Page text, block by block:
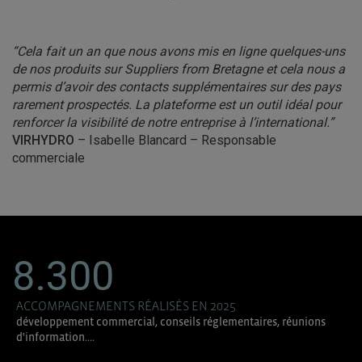
“Cela fait un an que nous avons mis en ligne quelques-uns
de nos produits sur Suppliers from Bretagne et cela nous a
permis d’avoir des contacts supplémentaires sur des pays
rarement prospectés. La plateforme est un outil idéal pour
renforcer la visibilité de notre entreprise à l’international.”
VIRHYDRO – Isabelle Blancard – Responsable
commerciale
8.300
ACCOMPAGNEMENTS RÉALISÉS EN 2025
développement commercial, conseils réglementaires, réunions
d'information....